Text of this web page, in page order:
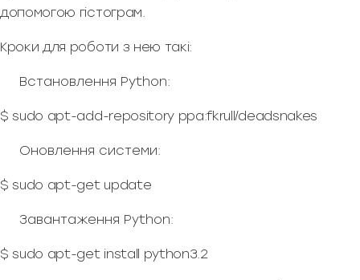
допомогою гістограм.
Кроки для роботи з нею такі:
Встановлення Python:
$ sudo apt-add-repository ppa:fkrull/deadsnakes
Оновлення системи:
$ sudo apt-get update
Завантаження Python:
$ sudo apt-get install python3.2